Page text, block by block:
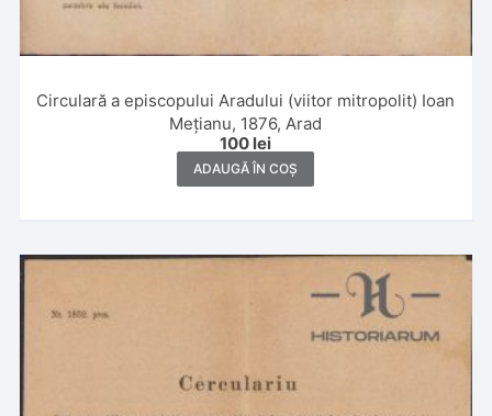
Circulară a episcopului Aradului (viitor mitropolit) Ioan
Mețianu, 1876, Arad
100 lei
ADAUGĂ ÎN COȘ